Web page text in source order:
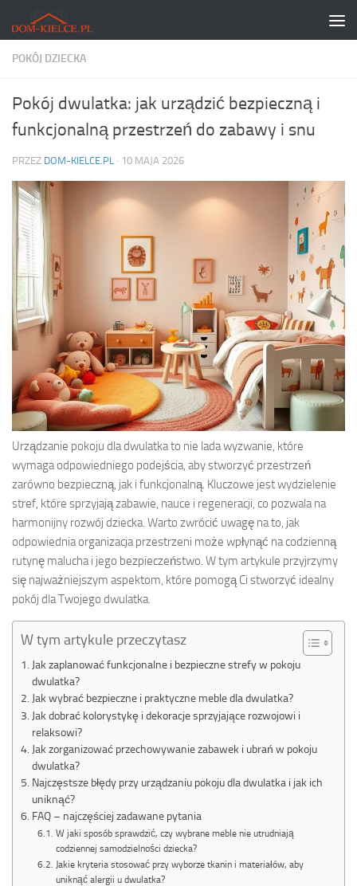
Skip to content
POKÓJ DZIECKA
Pokój dwulatka: jak urządzić bezpieczną i
funkcjonalną przestrzeń do zabawy i snu
PRZEZ DOM-KIELCE.PL · 10 MAJA 2026
Urządzanie pokoju dla dwulatka to nie lada wyzwanie, które
wymaga odpowiedniego podejścia, aby stworzyć przestrzeń
zarówno bezpieczną, jak i funkcjonalną. Kluczowe jest wydzielenie
stref, które sprzyjają zabawie, nauce i regeneracji, co pozwala na
harmonijny rozwój dziecka. Warto zwrócić uwagę na to, jak
odpowiednia organizacja przestrzeni może wpłynąć na codzienną
rutynę malucha i jego bezpieczeństwo. W tym artykule przyjrzymy
się najważniejszym aspektom, które pomogą Ci stworzyć idealny
pokój dla Twojego dwulatka.
W tym artykule przeczytasz
Jak zaplanować funkcjonalne i bezpieczne strefy w pokoju
dwulatka?
Jak wybrać bezpieczne i praktyczne meble dla dwulatka?
Jak dobrać kolorystykę i dekoracje sprzyjające rozwojowi i
relaksowi?
Jak zorganizować przechowywanie zabawek i ubrań w pokoju
dwulatka?
Najczęstsze błędy przy urządzaniu pokoju dla dwulatka i jak ich
uniknąć?
FAQ – najczęściej zadawane pytania
W jaki sposób sprawdzić, czy wybrane meble nie utrudniają
codziennej samodzielności dziecka?
Jakie kryteria stosować przy wyborze tkanin i materiałów, aby
uniknąć alergii u dwulatka?